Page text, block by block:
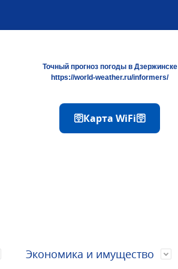
Точный прогноз погоды в Дзержинске
https://world-weather.ru/informers/
🛜Карта WiFi🛜
Экономика и имущество